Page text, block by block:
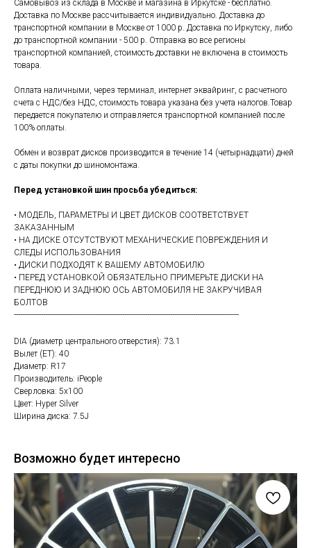
Самовывоз из склада в Москве и магазина в Иркутске - бесплатно.
Доставка по Москве рассчитывается индивидуально. Доставка до
транспортной компании в Москве от 1000 р. Доставка по Иркутску, либо
до транспортной компании - 500 р. Отправка во все регионы
транспортной компанией, стоимость доставки не включена в стоимость
товара.
Оплата наличными, через терминал, интернет эквайринг, с расчетного
счета с НДС/без НДС, стоимость товара указана без учета налогов.Товар
передается покупателю и отправляется транспортной компанией после
100% оплаты.
Обмен и возврат дисков производится в течение 14 (четырнадцати) дней
с даты покупки до шиномонтажа.
Перед установкой шин просьба убедиться:
• МОДЕЛЬ, ПАРАМЕТРЫ И ЦВЕТ ДИСКОВ СООТВЕТСТВУЕТ
ЗАКАЗАННЫМ
• НА ДИСКЕ ОТСУТСТВУЮТ МЕХАНИЧЕСКИЕ ПОВРЕЖДЕНИЯ И
СЛЕДЫ ИСПОЛЬЗОВАНИЯ
• ДИСКИ ПОДХОДЯТ К ВАШЕМУ АВТОМОБИЛЮ
• ПЕРЕД УСТАНОВКОЙ ОБЯЗАТЕЛЬНО ПРИМЕРЬТЕ ДИСКИ НА
ПЕРЕДНЮЮ И ЗАДНЮЮ ОСЬ АВТОМОБИЛЯ НЕ ЗАКРУЧИВАЯ
БОЛТОВ
------------------------------------------------------------------------------------------------------------
DIA (диаметр центрального отверстия): 73.1
Вылет (ET): 40
Диаметр: R17
Производитель: iPeople
Сверловка: 5х100
Цвет: Hyper Silver
Ширина диска: 7.5J
Возможно будет интересно